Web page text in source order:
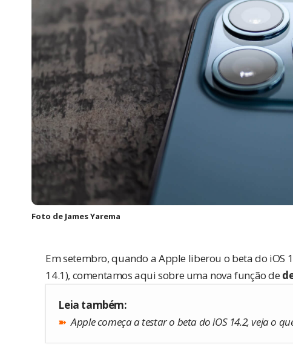
Foto de James Yarema
Em setembro, quando aApple liberou o beta do iOS
14.1), comentamos aqui sobre uma nova função de
Leia também:
➽ Apple começa a testar o beta do iOS 14.2, veja o